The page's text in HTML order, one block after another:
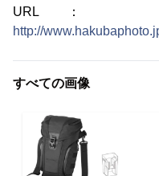
URL ：
http://
すべての画像